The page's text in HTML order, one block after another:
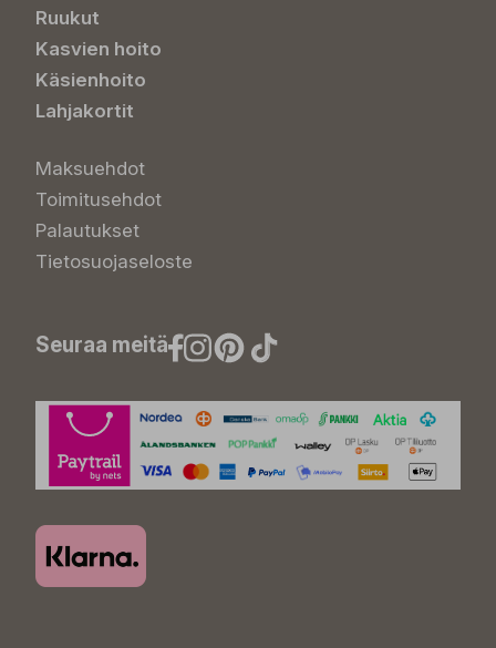
Ruukut
Kasvien hoito
Käsienhoito
Lahjakortit
Maksuehdot
Toimitusehdot
Palautukset
Tietosuojaseloste
Seuraa meitä